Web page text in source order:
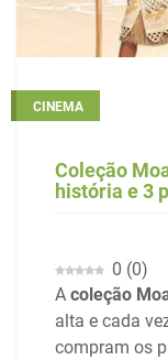
CINEMA
Coleção
história e 3
0 (0)
A coleção
alta e cada
compram os